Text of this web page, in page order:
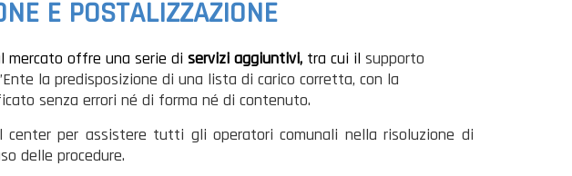
E POSTALIZZAZIONE
mercato offre una serie diservizi aggiuntivi, tra cui ilsupporto
la predisposizione di una lista di carico corretta, con la
senza errori né di forma né di contenuto.
center per assistere tutti gli operatori comunali nella risoluzione di
delle procedure.